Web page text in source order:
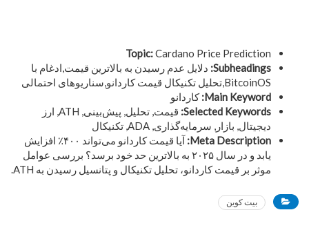
Topic:Cardano Price Prediction
Subheadings: دلایل عدم رسیدن به بالاترین قیمت,ادغام با
BitcoinOS,تحلیل تکنیکال قیمت کاردانو,سناریوهای احتمالی
Main Keyword: کاردانو
Selected Keywords:
قیمت, تحلیل, پیش‌بینی, ATH, ارز
دیجیتال, بازار, سرمایه‌گذاری, ADA, تکنیکال
Meta Description:
آیا قیمت کاردانو می‌تواند ۴۰۰٪ افزایش
یابد و در سال ۲۰۲۵ به بالاترین حد خود برسد؟ بررسی عوامل
موثر بر قیمت کاردانو، تحلیل تکنیکال و پتانسیل رسیدن به ATH.
بیت کوین